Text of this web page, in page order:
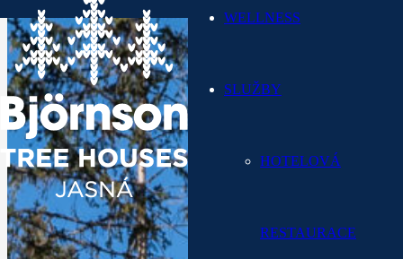
WELLNESS
SLUŽBY
HOTELOVÁ
RESTAURACE